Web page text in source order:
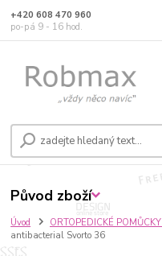
+420 608 470 960
po-pá 9 - 16 hod.
Úvod ORTOPEDICKÉ POMŮCKY
antibacterial Svorto 36
Původ zboží